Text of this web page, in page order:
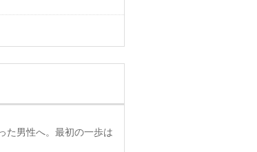
た男性へ。最初の一歩は